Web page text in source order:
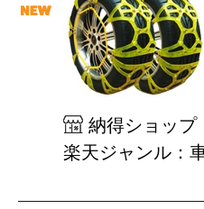
納得ショップ
楽天ジャンル：